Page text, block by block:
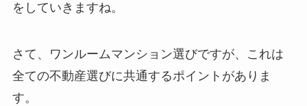
をしていきますね。
さて、ワンルームマンション選びですが、これは
全ての不動産選びに共通するポイントがありま
す。